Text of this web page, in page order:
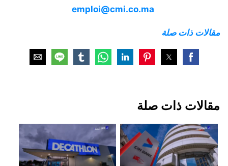
emploi@cmi.co.ma
مقالات ذات صلة
مقالات ذات صلة